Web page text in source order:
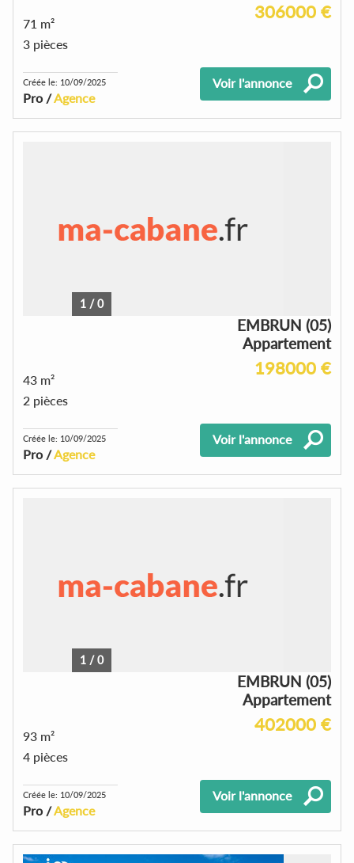
306000 €
71 m²
3 pièces
Créée le: 10/09/2025
Pro /Agence
Voir l'annonce
1 /0
EMBRUN (05)
Appartement
198000 €
43 m²
2 pièces
Créée le: 10/09/2025
Pro /Agence
Voir l'annonce
1 /0
EMBRUN (05)
Appartement
402000 €
93 m²
4 pièces
Créée le: 10/09/2025
Pro /Agence
Voir l'annonce